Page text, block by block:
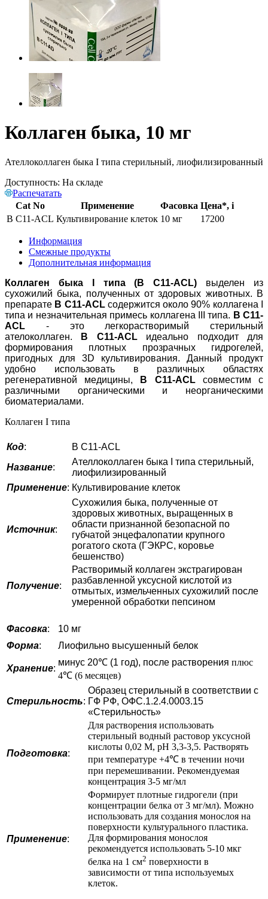
Коллаген быка, 10 мг
Ателлоколлаген быка I типа стерильный, лиофилизированный
Доступность: На складе
Распечатать
Cat No
Применение Фасовка Цена*, i
B C11-ACL Культивирование клеток 10 мг 17200
Информация
Смежные продукты
Дополнительная информация
Коллаген быка I типа (B C11-ACL) выделен из
сухожилий быка, полученных от здоровых животных. В
препарате B C11-ACLсодержится около 90% коллагена I
типа и незначительная примесь коллагена III типа. B C11-
ACL - это легкорастворимый стерильный
ателоколлаген.
B C11-АCL идеально подходит для
формирования плотных прозрачных гидрогелей,
пригодных для 3D культивирования. Данный продукт
удобно использовать в различных областях
регенеративной медицины,
B C11-АCL совместим с
различными органическими и неорганическими
биоматериалами.
Коллаген I типа
Код:
B C11-ACL
Название:
Ателлоколлаген быка I типа стерильный,
лиофилизированный
Применение: Культивирование клеток
Источник:
Сухожилия быка, полученные от
здоровых животных, выращенных в
области признанной безопасной по
губчатой энцефалопатии крупного
рогатого скота (ГЭКРС, коровье
бешенство)
Получение:
Растворимый коллаген экстрагирован
разбавленной уксусной кислотой из
отмытых, измельченных сухожилий после
умеренной обработки пепсином
Фасовка:
10 мг
Форма: Лиофильно высушенный белок
Хранение:
минус 20℃ (1 год), после растворения плюс
4℃ (6 месяцев)
Стерильность:
Образец стерильный в соответствии с
ГФ РФ, ОФС.1.2.4.0003.15
«Стерильность»
Подготовка:
Для растворения использовать
стерильный водный растовор уксусной
кислоты 0,02 М, pH 3,3-3,5. Растворять
при температуре +4℃ в течении ночи
при перемешивании. Рекомендуемая
концентрация 3-5 мг/мл
Применение:
Формирует плотные гидрогели (при
концентрации белка от 3 мг/мл). Можно
использовать для создания монослоя на
поверхности культурального пластика.
Для формирования монослоя
рекомендуется использовать 5-10 мкг
белка на 1 см2 поверхности в
зависимости от типа используемых
клеток.